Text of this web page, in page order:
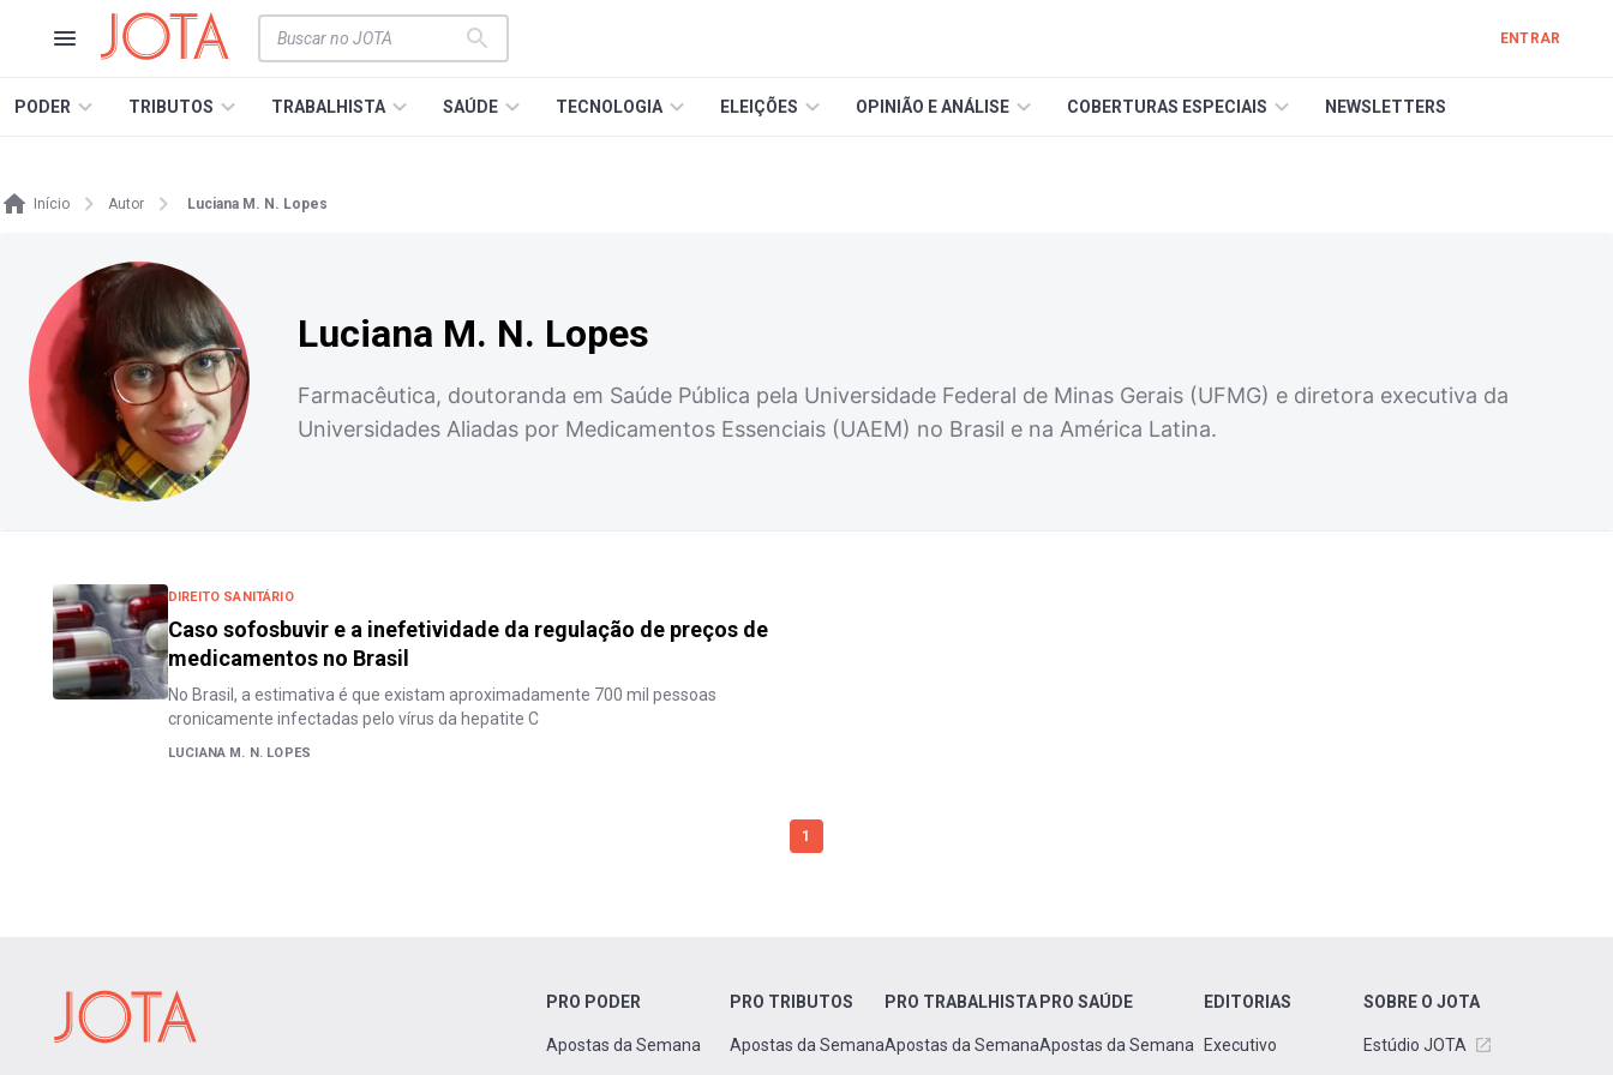
ENTRAR
PODER TRIBUTOS TRABALHISTA SAÚDE TECNOLOGIA ELEIÇÕES OPINIÃO E ANÁLISE COBERTURAS ESPECIAIS NEWSLETTERS
Início Autor Luciana M. N. Lopes
Luciana M. N. Lopes
Farmacêutica, doutoranda em Saúde Pública pela Universidade Federal de Minas Gerais (UFMG) e diretora executiva da
Universidades Aliadas por Medicamentos Essenciais (UAEM) no Brasil e na América Latina.
DIREITO SANITÁRIO
Caso sofosbuvir e a inefetividade da regulação de preços de
medicamentos no Brasil
No Brasil, a estimativa é que existam aproximadamente 700 mil pessoas
cronicamente infectadas pelo vírus da hepatite C
LUCIANA M. N. LOPES
1
PRO PODER
Apostas da Semana
PRO TRIBUTOS
Apostas da Semana
PRO TRABALHISTA
Apostas da Semana
PRO SAÚDE
Apostas da Semana
EDITORIAS
Executivo
SOBRE O JOTA
Estúdio JOTA